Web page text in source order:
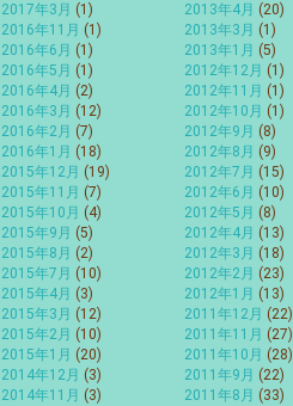
2017年3月 (1)
2016年11月 (1)
2016年6月 (1)
2016年5月 (1)
2016年4月 (2)
2016年3月 (12)
2016年2月 (7)
2016年1月 (18)
2015年12月 (19)
2015年11月 (7)
2015年10月 (4)
2015年9月 (5)
2015年8月 (2)
2015年7月 (10)
2015年4月 (3)
2015年3月 (12)
2015年2月 (10)
2015年1月 (20)
2014年12月 (3)
2014年11月 (3)
2013年4月 (20)
2013年3月 (1)
2013年1月 (5)
2012年12月 (1)
2012年11月 (1)
2012年10月 (1)
2012年9月 (8)
2012年8月 (9)
2012年7月 (15)
2012年6月 (10)
2012年5月 (8)
2012年4月 (13)
2012年3月 (18)
2012年2月 (23)
2012年1月 (13)
2011年12月 (22)
2011年11月 (27)
2011年10月 (28)
2011年9月 (22)
2011年8月 (33)